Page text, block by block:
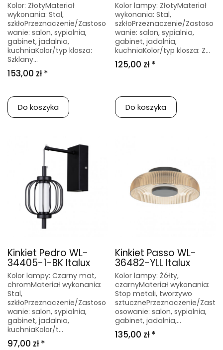
Kolor: ZłotyMateriał
wykonania: Stal,
szkłoPrzeznaczenie/Zastoso
wanie: salon, sypialnia,
gabinet, jadalnia,
kuchniaKolor/typ klosza:
Szklany...
153,00 zł *
Do koszyka
Kolor lampy: ZłotyMateriał
wykonania: Stal,
szkłoPrzeznaczenie/Zastoso
wanie: salon, sypialnia,
gabinet, jadalnia,
kuchniaKolor/typ klosza: Z...
125,00 zł *
Do koszyka
Kinkiet Pedro WL-
34405-1-BK Italux
Kolor lampy: Czarny mat,
chromMateriał wykonania:
Stal,
szkłoPrzeznaczenie/Zastoso
wanie: salon, sypialnia,
gabinet, jadalnia,
kuchniaKolor/t...
97,00 zł *
Kinkiet Passo WL-
36482-YLL Italux
Kolor lampy: Żółty,
czarnyMateriał wykonania:
Stop metali, tworzywo
sztucznePrzeznaczenie/Zast
osowanie: salon, sypialnia,
gabinet, jadalnia,...
135,00 zł *